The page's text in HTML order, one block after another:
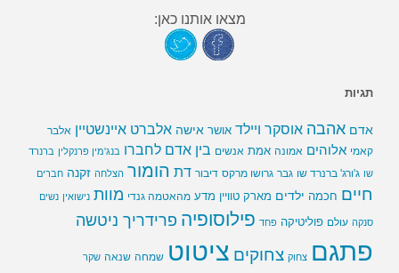
מצאו אותנו כאן:
תגיות
אדם אהבה אוסקר ויילד אושר אישה אלברט איינשטיין אלבר
קאמי אלוהים אמונה אמת אנשים בין אדם לחברו בנג'מין פרנקלין ברנרד
שו ג'ורג' ברנרד שו גבר גרושו מרקס דיבור דת הומור הצלחה זקנה חברים
חיים חכמה ילדים מארק טוויין מדע מהאטמה גנדי מוות נישואין נשים
סנקה עולם פוליטיקה פחד פילוסופיה פרידריך ניטשה
פתגם צחוק צחוקים ציטוט שמחה שנאה שקר